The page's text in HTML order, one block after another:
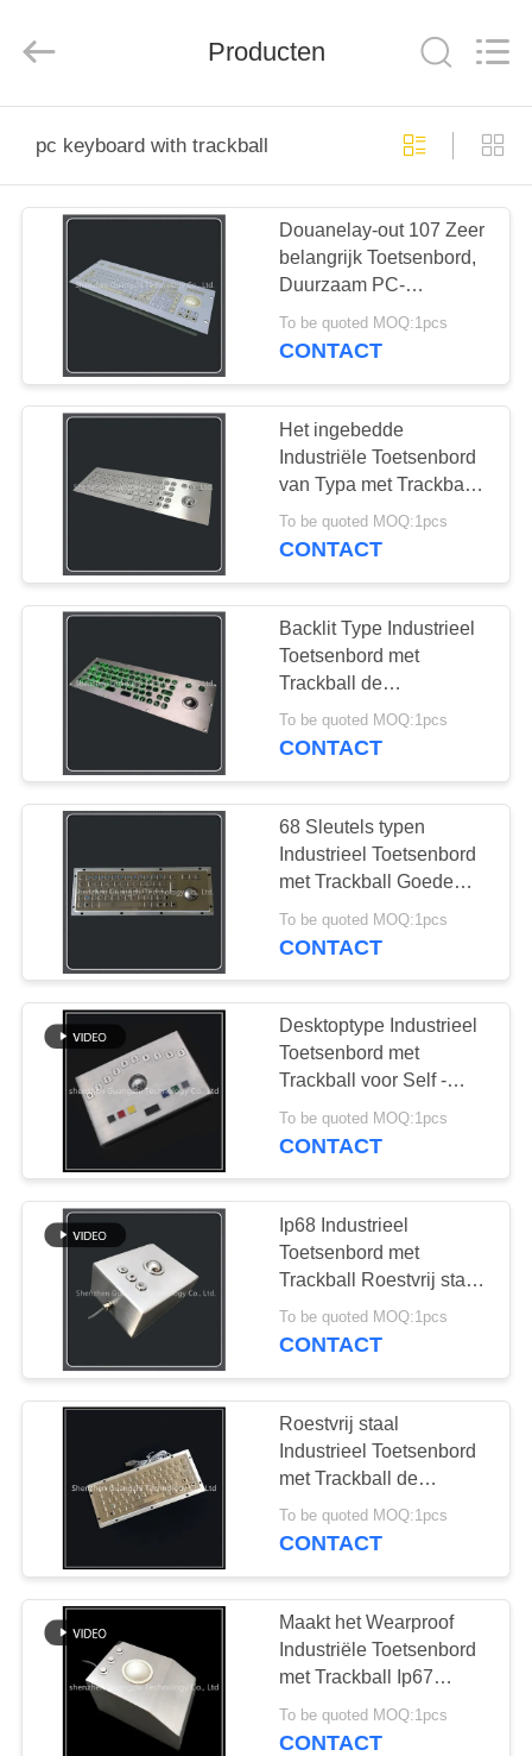
PRODUCTEN
ONGEVEER
FABRIEKSREIS
KWALITEITSCONTROLE
CONTACTEER
ONS
VERZOEK
CITAAT
PRIVACY
POLICY
Rights
Reserved.
Producten
pc keyboard with trackball
Douanelay-out 107 Zeer
belangrijk Toetsenbord,
Duurzaam PC-
Toetsenbord met
Trackball
To be quoted MOQ:1pcs
CONTACT
Het ingebedde
Industriële Toetsenbord
van Typa met Trackball
304 Roestvrij
staalmateriaal
To be quoted MOQ:1pcs
CONTACT
Backlit Type Industrieel
Toetsenbord met
Trackball de
Gemakkelijke Installatie
van het Vuilbewijs
To be quoted MOQ:1pcs
CONTACT
68 Sleutels typen
Industrieel Toetsenbord
met Trackball Goede
Explosiebestendige
Prestaties
To be quoted MOQ:1pcs
CONTACT
Desktoptype Industrieel
Toetsenbord met
Trackball voor Self -
servicemateriaal
To be quoted MOQ:1pcs
CONTACT
Ip68 Industrieel
Toetsenbord met
Trackball Roestvrij staal
Materiële
Antivernietiging
To be quoted MOQ:1pcs
CONTACT
Roestvrij staal
Industrieel Toetsenbord
met Trackball de
Roestbewijs van de
Douanelay-out
To be quoted MOQ:1pcs
CONTACT
Maakt het Wearproof
Industriële Toetsenbord
met Trackball Ip67
Volume 50mm van de
Rangbal waterdicht
To be quoted MOQ:1pcs
CONTACT